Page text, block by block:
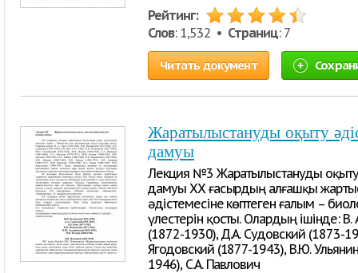
Рейтинг:
Слов: 1,532 • Страниц: 7
Читать документ
Жаратылыстануды оқыту
дамуы
Лекция №3 Жаратылыстануды оқыту
дамуы ХХ ғасырдың алғашқы
әдістемесіне көптеген ғалым –
үлестерін қосты. Олардың ішінде:
(1872-1930), Д.А. Судовский (1873-
Ягодовский (1877-1943), В.Ю.
1946), С.А. Павлович